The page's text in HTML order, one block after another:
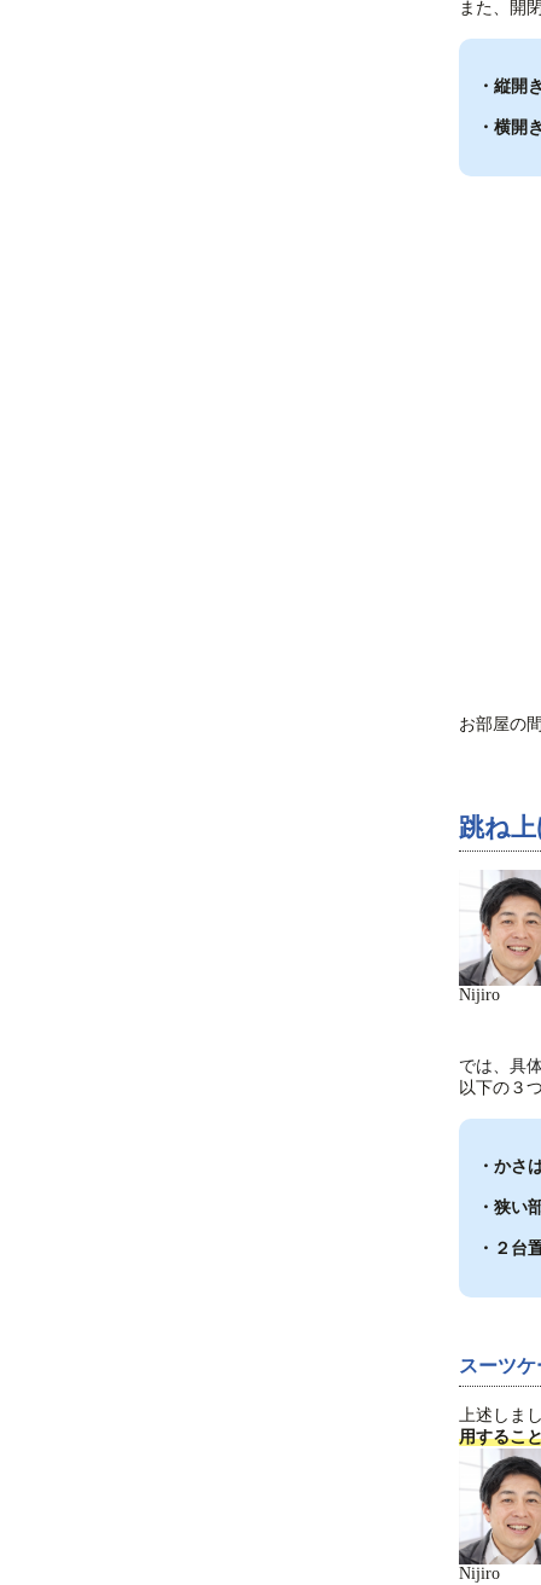
また、開
・縦開
・横開
お部屋の
跳ね
Nijiro
では、具
以下の３
・かさ
・狭い
・２台
スーツ
上述しま
用するこ
Nijiro